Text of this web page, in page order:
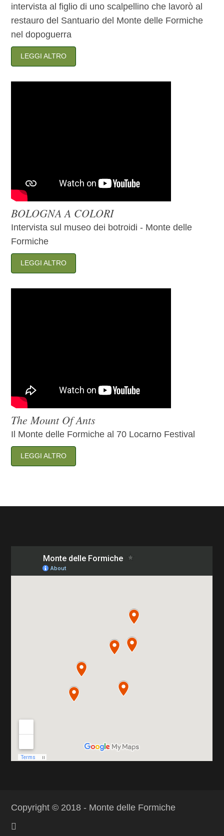
intervista al figlio di uno scalpellino che lavorò al
restauro del Santuario del Monte delle Formiche
nel dopoguerra
LEGGI ALTRO
BOLOGNA A COLORI
Intervista sul museo dei botroidi - Monte delle
Formiche
LEGGI ALTRO
The Mount Of Ants
Il Monte delle Formiche al 70 Locarno Festival
LEGGI ALTRO
Copyright © 2018 - Monte delle Formiche